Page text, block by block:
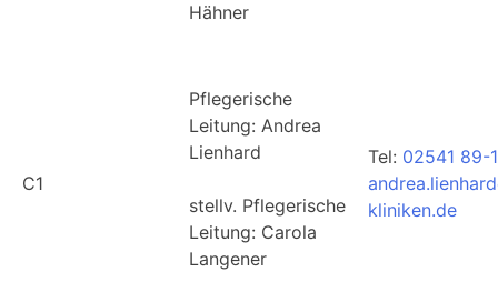
Hähner
C1
Pflegerische
Leitung: Andrea
Lienhard
stellv. Pflegerische
Leitung: Carola
Langener
Tel: 02541 89-
kliniken.de